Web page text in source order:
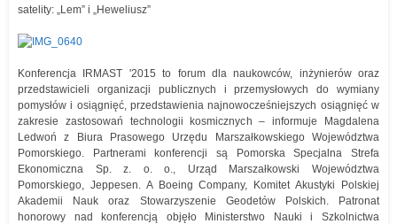
satelity: „Lem” i „Heweliusz”
Konferencja IRMAST '2015 to forum dla naukowców, inżynierów oraz
przedstawicieli organizacji publicznych i przemysłowych do wymiany
pomysłów i osiągnięć, przedstawienia najnowocześniejszych osiągnięć w
zakresie zastosowań technologii kosmicznych – informuje Magdalena
Ledwoń z Biura Prasowego Urzędu Marszałkowskiego Województwa
Pomorskiego. Partnerami konferencji są Pomorska Specjalna Strefa
Ekonomiczna Sp. z. o. o., Urząd Marszałkowski Województwa
Pomorskiego, Jeppesen. A Boeing Company, Komitet Akustyki Polskiej
Akademii Nauk oraz Stowarzyszenie Geodetów Polskich. Patronat
honorowy nad konferencją objęło Ministerstwo Nauki i Szkolnictwa